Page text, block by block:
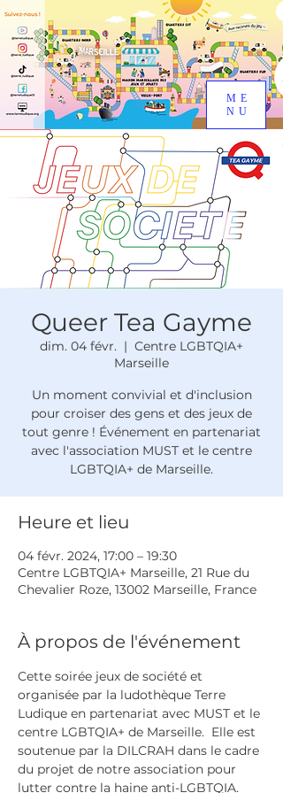
ME
NU
Queer Tea Gayme
dim. 04 févr.
  |
Centre LGBTQIA+
Marseille
Un moment convivial et d'inclusion
pour croiser des gens et des jeux de
tout genre ! Événement en partenariat
avec l'association MUST et le centre
LGBTQIA+ de Marseille.
Heure et lieu
04 févr. 2024, 17:00 – 19:30
Centre LGBTQIA+ Marseille, 21 Rue du
Chevalier Roze, 13002 Marseille, France
À propos de l'événement
Cette soirée jeux de société et
organisée par la ludothèque Terre
Ludique en partenariat avec MUST et le
centre LGBTQIA+ de Marseille.  Elle est
soutenue par la DILCRAH dans le cadre
du projet de notre association pour
lutter contre la haine anti-LGBTQIA.